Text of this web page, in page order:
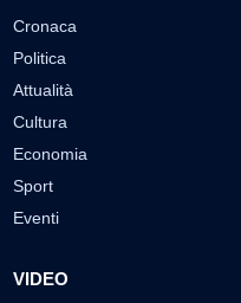
Cronaca
Politica
Attualità
Cultura
Economia
Sport
Eventi
VIDEO